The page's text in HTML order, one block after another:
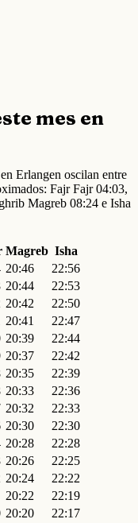
mes en
Erlangen oscilan entre
Fajr Fajr 04:03,
Magreb 08:24 e Isha
Magreb Isha
20:46
22:56
20:44
22:53
20:42
22:50
20:41
22:47
20:39
22:44
20:37
22:42
20:35
22:39
20:33
22:36
20:32
22:33
20:30
22:30
20:28
22:28
20:26
22:25
20:24
22:22
20:22
22:19
20:20
22:17